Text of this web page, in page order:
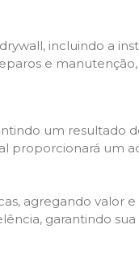
incluindo a
e
um resultado
proporcionará um
agregando valor
garantindo sua